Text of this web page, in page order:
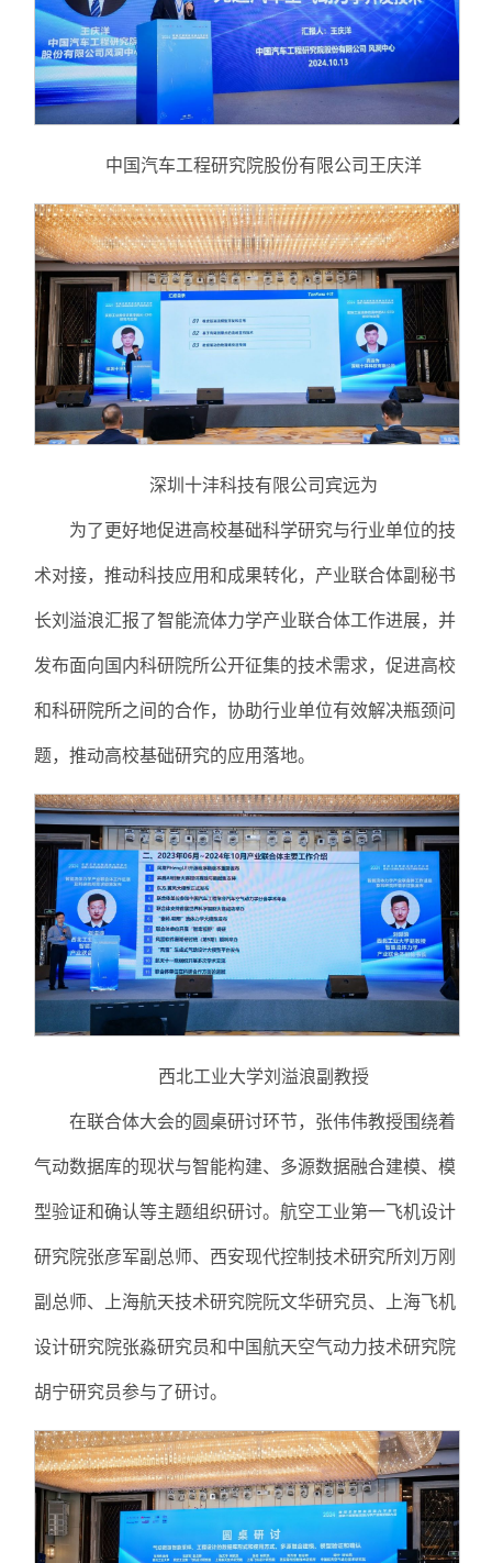
中国汽车工程研究院股份有限公司王庆洋
深圳十沣科技有限公司宾远为
为了更好地促进高校基础科学研究与行业单位的技
术对接，推动科技应用和成果转化，产业联合体副秘书
长刘溢浪汇报了智能流体力学产业联合体工作进展，并
发布面向国内科研院所公开征集的技术需求，促进高校
和科研院所之间的合作，协助行业单位有效解决瓶颈问
题，推动高校基础研究的应用落地。
西北工业大学刘溢浪副教授
在联合体大会的圆桌研讨环节，张伟伟教授围绕着
气动数据库的现状与智能构建、多源数据融合建模、模
型验证和确认等主题组织研讨。航空工业第一飞机设计
研究院张彦军副总师、西安现代控制技术研究所刘万刚
副总师、上海航天技术研究院阮文华研究员、上海飞机
设计研究院张淼研究员和中国航天空气动力技术研究院
胡宁研究员参与了研讨。